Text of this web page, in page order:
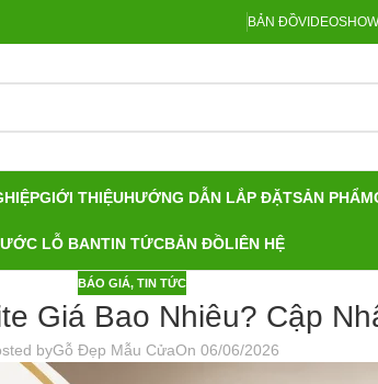
BẢN ĐỒVIDEO
GIỚI THIỆUHƯỚNG DẪN LẮP ĐẶTSẢN PHẨM
LỖ BANTIN TỨCBẢN ĐỒLIÊN HỆ
BÁO GIÁ, TIN TỨC
Giá Bao Nhiêu? Cập
byGỗ Đẹp Mẫu CửaOn 06/06/2026